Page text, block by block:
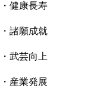
・健康長寿
・諸願成就
・武芸向上
・産業発展